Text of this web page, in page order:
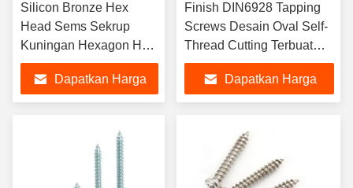
Silicon Bronze Hex
Head Sems Sekrup
Kuningan Hexagon Hex
Screw
Dapatkan Harga
Finish DIN6928 Tapping
Screws Desain Oval Self-
Thread Cutting Terbuat
dari Titanium Stainless
Steel Kuningan Nikel Zinc
Plated
Dapatkan Harga